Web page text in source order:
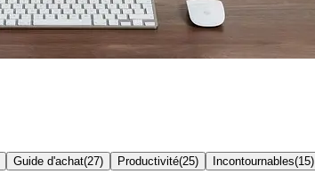
Guide d'achat(27) Productivité(25) Incontournables(15)